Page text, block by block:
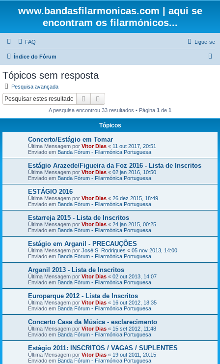
www.bandasfilarmonicas.com | aqui se
encontram os filarmónicos...
FAQ Ligue-se
Índice do Fórum
Tópicos sem resposta
Pesquisa avançada
Pesquisar
A pesquisa encontrou 33 resultados • Página 1 de 1
Tópicos
Concerto/Estágio em Tomar
Última Mensagem por Vitor Dias « 11 out 2017, 20:51
Enviado em Banda Fórum - Filarmónica Portuguesa
Estágio Arazede/Figueira da Foz 2016 - Lista de Inscritos
Última Mensagem por Vitor Dias « 02 jan 2016, 10:50
Enviado em Banda Fórum - Filarmónica Portuguesa
ESTÁGIO 2016
Última Mensagem por Vitor Dias « 26 dez 2015, 18:49
Enviado em Banda Fórum - Filarmónica Portuguesa
Estarreja 2015 - Lista de Inscritos
Última Mensagem por Vitor Dias « 24 jan 2015, 00:25
Enviado em Banda Fórum - Filarmónica Portuguesa
Estágio em Arganil - PRECAUÇÕES
Última Mensagem por José S. Rodrigues « 05 nov 2013, 14:00
Enviado em Banda Fórum - Filarmónica Portuguesa
Arganil 2013 - Lista de Inscritos
Última Mensagem por Vitor Dias « 02 out 2013, 14:07
Enviado em Banda Fórum - Filarmónica Portuguesa
Europarque 2012 - Lista de Inscritos
Última Mensagem por Vitor Dias « 16 out 2012, 18:35
Enviado em Banda Fórum - Filarmónica Portuguesa
Concerto Casa da Música - esclarecimento
Última Mensagem por Vitor Dias « 15 set 2012, 11:48
Enviado em Banda Fórum - Filarmónica Portuguesa
Estágio 2011: INSCRITOS / VAGAS / SUPLENTES
Última Mensagem por Vitor Dias « 19 out 2011, 20:15
Enviado em Banda Fórum - Filarmónica Portuguesa